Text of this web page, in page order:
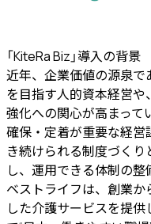
「KiteRa Biz」導入の背景
近年、企業価値の源泉
を目指す人的資本経営
強化への関心が高まって
確保・定着が重要な経
き続けられる制度づく
し、運用できる体制の整
ベストライフは、創業
した介護サービスを提